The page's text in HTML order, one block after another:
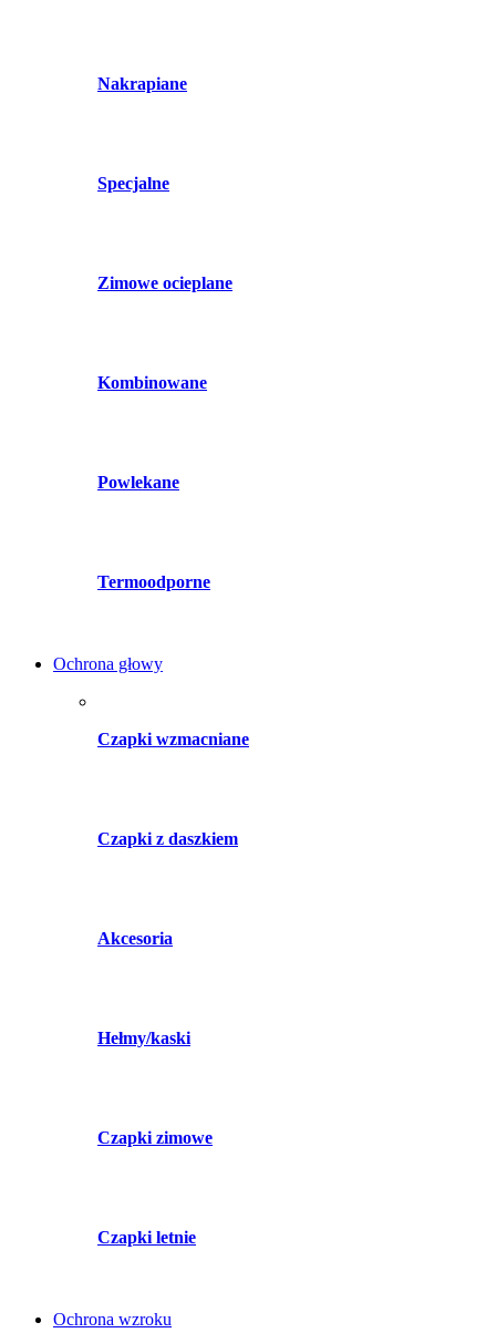
Nakrapiane
Specjalne
Zimowe ocieplane
Kombinowane
Powlekane
Termoodporne
Ochrona głowy
Czapki wzmacniane
Czapki z daszkiem
Akcesoria
Hełmy/kaski
Czapki zimowe
Czapki letnie
Ochrona wzroku